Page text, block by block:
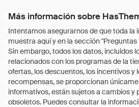
Más información sobre
Intentamos asegurarnos de que toda la
muestra aquí y en la sección
Sin embargo, todos los datos, incluidos
relacionados con los programas de la
ofertas, los descuentos, los incentivos y
recompensas, se proporcionan
informativos, están sujetos a cambios y
obsoletos. Puedes consultar la